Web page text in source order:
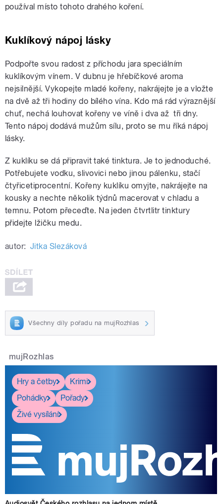
používal místo tohoto drahého koření.
Kuklíkový nápoj lásky
Podpořte svou radost z příchodu jara speciálním
kuklíkovým vínem. V dubnu je hřebíčkové aroma
nejsilnější. Vykopejte mladé kořeny, nakrájejte je a vložte
na dvě až tři hodiny do bílého vína. Kdo má rád výraznější
chuť, nechá louhovat kořeny ve víně i dva až tři dny.
Tento nápoj dodává mužům sílu, proto se mu říká nápoj
lásky.
Z kuklíku se dá připravit také tinktura. Je to jednoduché.
Potřebujete vodku, slivovici nebo jinou pálenku, stačí
čtyřicetiprocentní. Kořeny kuklíku omyjte, nakrájejte na
kousky a nechte několik týdnů macerovat v chladu a
temnu. Potom přeceďte. Na jeden čtvrtlitr tinktury
přidejte lžičku medu.
autor: Jitka Slezáková
Všechny díly pořadu na mujRozhlas
mujRozhlas
Hry a četby
Krimi
Pohádky
Pořady
Živé vysílání